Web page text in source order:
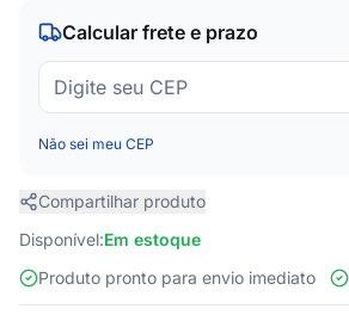
Calcular frete e prazo
Não sei meu CEP
Compartilhar produto
Disponível:Em estoque
Produto pronto para envio imediato